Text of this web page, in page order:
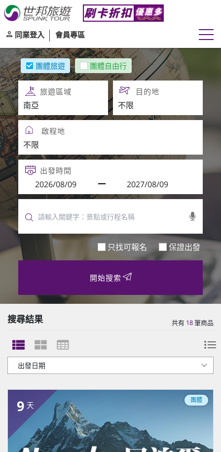
同業登入 會員專區
團體旅遊 團體自由行
旅遊區域 目的地
啟程地
出發時間
只找可報名 保證出發
開始搜索
搜尋結果 共有 18筆商品
9 天
團體